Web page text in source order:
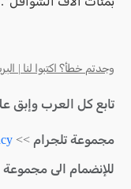
وجدتم خطأ؟ اكتبوا لنا |
تابع كل العرب وإبق
مجموعة تلجرام >>
للإنضمام الى مجموعة